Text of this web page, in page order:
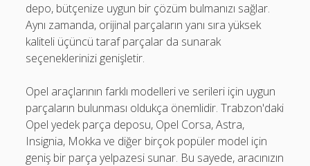
depo, bütçenize uygun bir çözüm bulmanızı sağlar.
Aynı zamanda, orijinal parçaların yanı sıra yüksek
kaliteli üçüncü taraf parçalar da sunarak
seçeneklerinizi genişletir.
Opel araçlarının farklı modelleri ve serileri için uygun
parçaların bulunması oldukça önemlidir. Trabzon'daki
Opel yedek parça deposu, Opel Corsa, Astra,
Insignia, Mokka ve diğer birçok popüler model için
geniş bir parça yelpazesi sunar. Bu sayede, aracınızın